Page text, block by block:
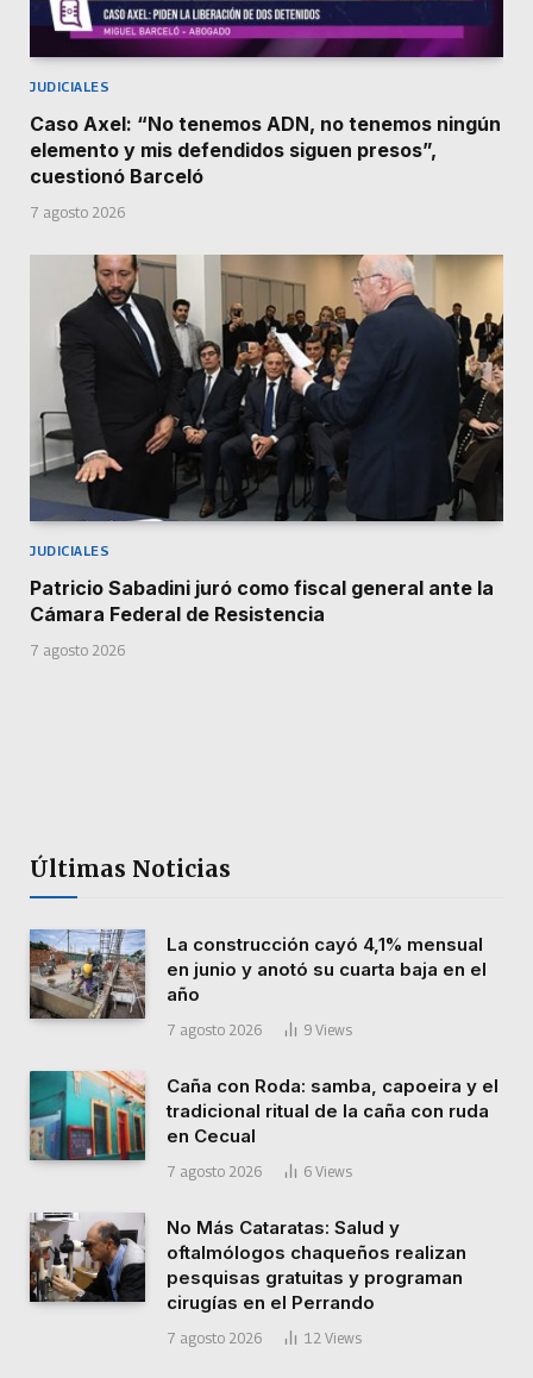
JUDICIALES
Caso Axel: “No tenemos ADN, no tenemos ningún
elemento y mis defendidos siguen presos”,
cuestionó Barceló
7 agosto 2026
JUDICIALES
Patricio Sabadini juró como fiscal general ante la
Cámara Federal de Resistencia
7 agosto 2026
Últimas Noticias
La construcción cayó 4,1% mensual
en junio y anotó su cuarta baja en el
año
7 agosto 2026 9 Views
Caña con Roda: samba, capoeira y el
tradicional ritual de la caña con ruda
en Cecual
7 agosto 2026 6 Views
No Más Cataratas: Salud y
oftalmólogos chaqueños realizan
pesquisas gratuitas y programan
cirugías en el Perrando
7 agosto 2026 12 Views